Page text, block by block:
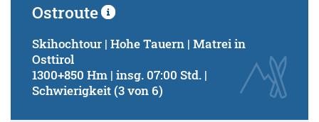
Ostroute
Skihochtour | Hohe Tauern | Matrei in
Osttirol
1300+850 Hm | insg. 07:00 Std. |
Schwierigkeit (3 von 6)